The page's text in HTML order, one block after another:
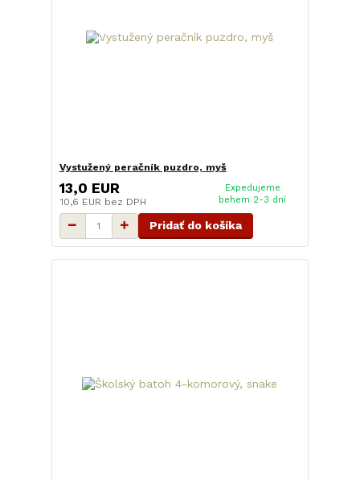
Vystužený peračník puzdro, myš
13,0 EUR
10,6 EUR bez DPH
Expedujeme
behem 2-3 dní
Pridať do košíka